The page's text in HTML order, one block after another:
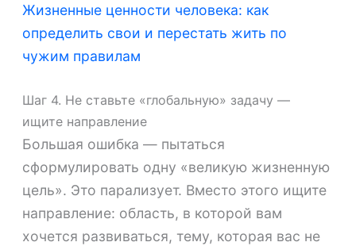
Жизненные ценности человека: как
определить свои и перестать жить по
чужим правилам
Шаг 4. Не ставьте «глобальную» задачу —
ищите направление
Большая ошибка — пытаться
сформулировать одну «великую жизненную
цель». Это парализует. Вместо этого ищите
направление: область, в которой вам
хочется развиваться, тему, которая вас не